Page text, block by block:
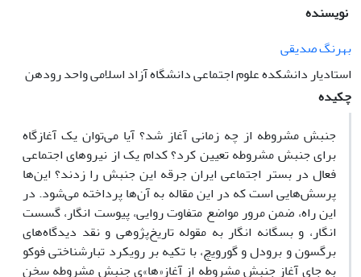
نویسنده
بهرنگ صدیقى
استادیار دانشکده علوم اجتماعى دانشگاه آزاد اسلامى واحد رودهن
چکیده
جنبش مشروطه از چه زمانى آغاز شد؟ آیا مى‌توان یک آغازگاه
براى جنبش مشروطه تعیین کرد؟ کدام یک از نیروهاى اجتماعى
فعال در بستر اجتماعى ایران جرقه این جنبش را زدند؟ این‌ها
پرسش‌هایى است که در این مقاله به آن‌ها پرداخته مى‌شود. در
این راه، ضمن مرور مواضع متفاوت روایى، پیوست انگار، گسست
انگار، و بسگانه انگار به مقوله تاریخ‌پژوهى و نقد دیدگاه‌هاى
برگسون و برودل و گورویچ، با تکیه بر رویکرد تبارشناختى فوکو
به جاى آغاز جنبش مشروطه از آغاز«ها»ى جنبش مشروطه سخن